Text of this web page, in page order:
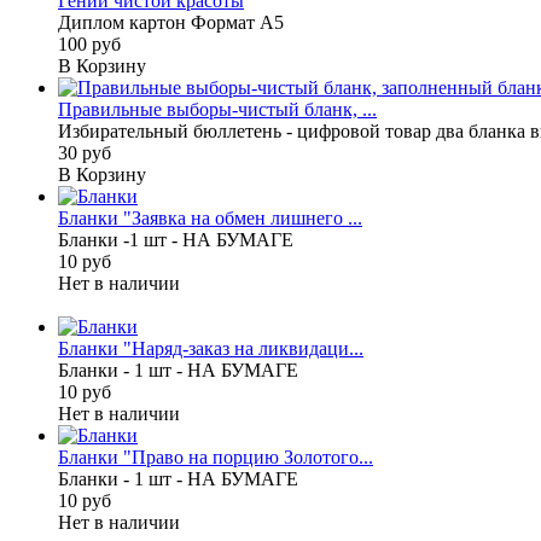
Диплом картон Формат А5
100 руб
В Корзину
Правильные выборы-чистый бланк, ...
Избирательный бюллетень - цифровой товар два бланка
30 руб
В Корзину
Бланки "Заявка на обмен лишнего ...
Бланки -1 шт - НА БУМАГЕ
10 руб
Нет в наличии
Бланки "Наряд-заказ на ликвидаци...
Бланки - 1 шт - НА БУМАГЕ
10 руб
Нет в наличии
Бланки "Право на порцию Золотого...
Бланки - 1 шт - НА БУМАГЕ
10 руб
Нет в наличии